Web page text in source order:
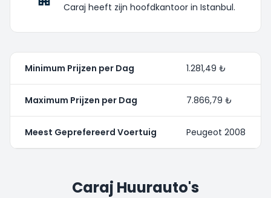
Caraj heeft zijn hoofdkantoor in Istanbul.
Minimum Prijzen per Dag 1.281,49 ₺
Maximum Prijzen per Dag 7.866,79 ₺
Meest Geprefereerd Voertuig Peugeot 2008
Caraj Huurauto's